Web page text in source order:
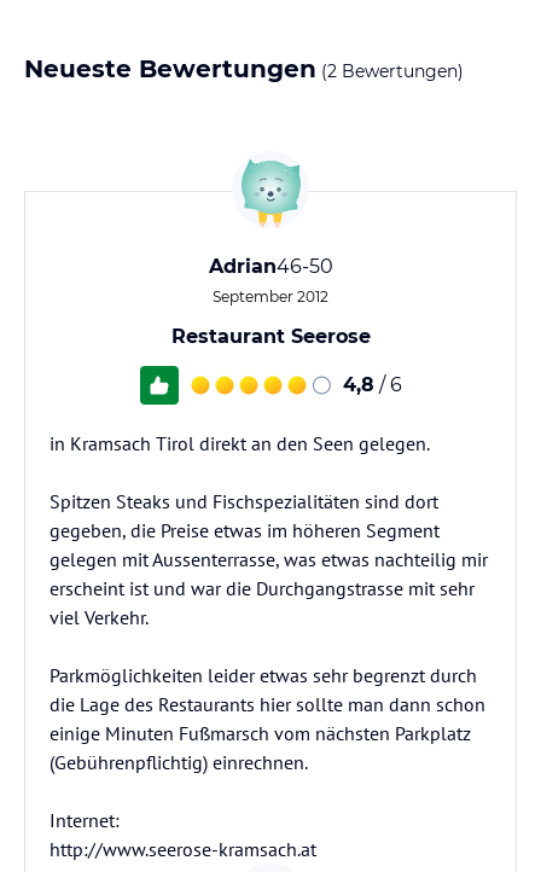
Neueste Bewertungen (2 Bewertungen)
Adrian46-50
September 2012
Restaurant Seerose
4,8 / 6
in Kramsach Tirol direkt an den Seen gelegen.
Spitzen Steaks und Fischspezialitäten sind dort
gegeben, die Preise etwas im höheren Segment
gelegen mit Aussenterrasse, was etwas nachteilig mir
erscheint ist und war die Durchgangstrasse mit sehr
viel Verkehr.
Parkmöglichkeiten leider etwas sehr begrenzt durch
die Lage des Restaurants hier sollte man dann schon
einige Minuten Fußmarsch vom nächsten Parkplatz
(Gebührenpflichtig) einrechnen.
Internet:
http://www.seerose-kramsach.at